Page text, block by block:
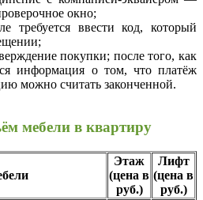
окно;
требуется ввести код, который
покупки; после того, как
информация о том, что платёж
можно считать законченной.
мебели в квартиру
Этаж
(цена в
руб.)
Лифт
(цена в
руб.)